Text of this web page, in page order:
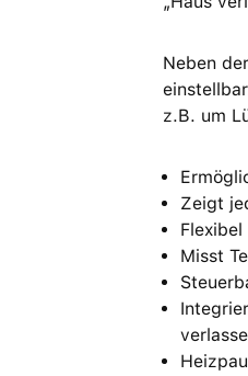
Neben
z.B. um
Zeigt
Misst